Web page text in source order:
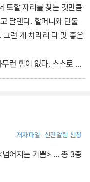
라>
토할 자리를 찾는 것만큼
달랜다. 할머니와 단둘
런 게 차라리 다 맛 좋은
런 힘이 없다. 스스로 걸
머물 뿐이다. --- <손맛
저자파일 신간알림 신청
넘어지는 기쁨> … 총 3종